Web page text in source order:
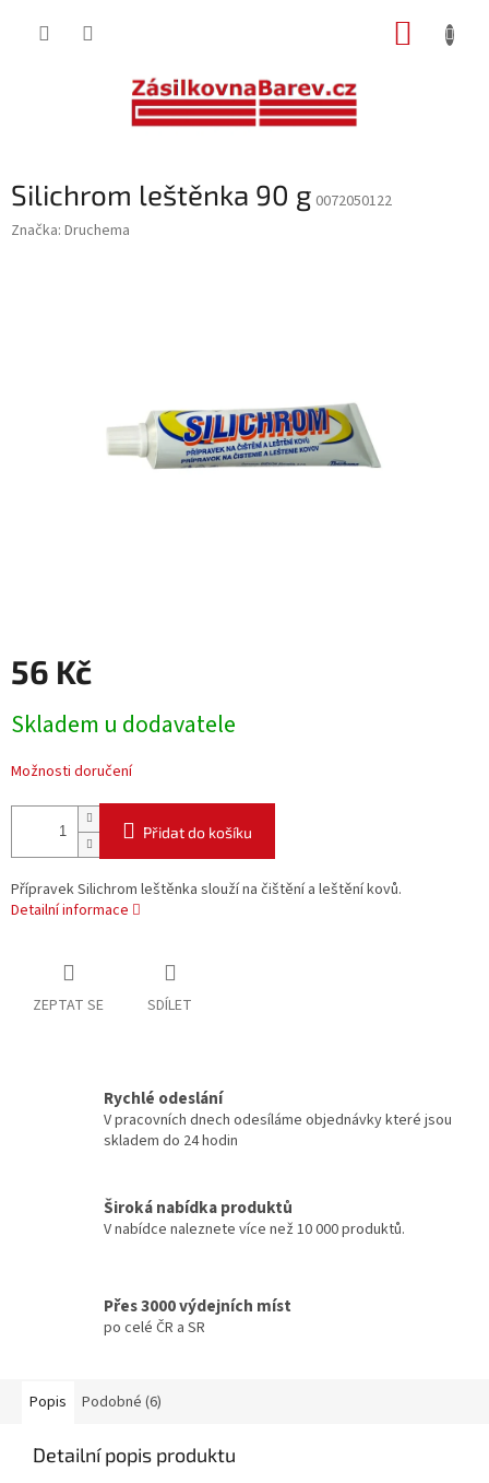
Silichrom leštěnka 90 g 0072050122
Značka: Druchema
56 Kč
cena:
Skladem u dodavatele
Možnosti doručení
Přidat do košíku
Přípravek Silichrom leštěnka slouží na čištění a leštění kovů.
Detailní informace
ZEPTAT SE SDÍLET
Rychlé odeslání
V pracovních dnech odesíláme objednávky které jsou
skladem do 24 hodin
Široká nabídka produktů
V nabídce naleznete více než 10 000 produktů.
Přes 3000 výdejních míst
po celé ČR a SR
Popis Podobné (6)
Detailní popis produktu